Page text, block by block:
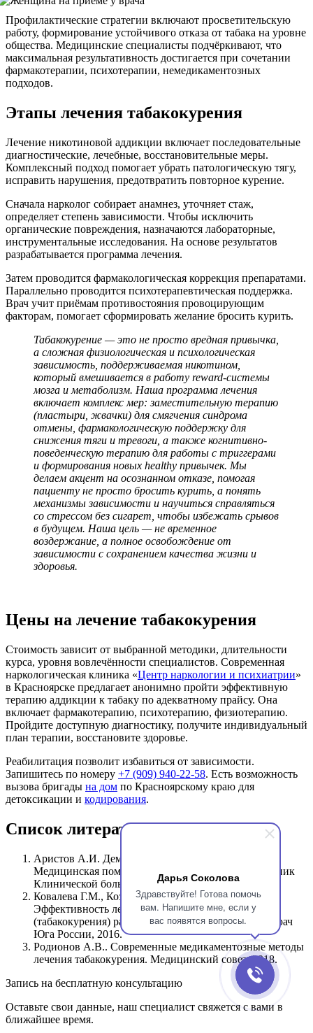
Дарья Соколова
Здравствуйте! Готова помочь
вам. Напишите мне, если у
вас появятся вопросы.
Профилактические стратегии включают просветительскую
работу, формирование устойчивого отказа от табака на уровне
общества. Медицинские специалисты подчёркивают, что
максимальная результативность достигается при сочетании
фармакотерапии, психотерапии, немедикаментозных
подходов.
Этапы лечения табакокурения
Лечение никотиновой аддикции включает последовательные
диагностические, лечебные, восстановительные меры.
Комплексный подход помогает убрать патологическую тягу,
исправить нарушения, предотвратить повторное курение.
Сначала нарколог собирает анамнез, уточняет стаж,
определяет степень зависимости. Чтобы исключить
органические повреждения, назначаются лабораторные,
инструментальные исследования. На основе результатов
разрабатывается программа лечения.
Затем проводится фармакологическая коррекция препаратами.
Параллельно проводится психотерапевтическая поддержка.
Врач учит приёмам противостояния провоцирующим
факторам, помогает сформировать желание бросить курить.
Табакокурение — это не просто вредная привычка,
а сложная физиологическая и психологическая
зависимость, поддерживаемая никотином,
который вмешивается в работу reward-системы
мозга и метаболизм. Наша программа лечения
включает комплекс мер: заместительную терапию
(пластыри, жвачки) для смягчения синдрома
отмены, фармакологическую поддержку для
снижения тяги и тревоги, а также когнитивно-
поведенческую терапию для работы с триггерами
и формирования новых healthy привычек. Мы
делаем акцент на осознанном отказе, помогая
пациенту не просто бросить курить, а понять
механизмы зависимости и научиться справляться
со стрессом без сигарет, чтобы избежать срывов
в будущем. Наша цель — не временное
воздержание, а полное освобождение от
зависимости с сохранением качества жизни и
здоровья.
Цены на лечение табакокурения
Стоимость зависит от выбранной методики, длительности
курса, уровня вовлечённости специалистов. Современная
наркологическая клиника «Центр наркологии и психиатрии»
в Красноярске предлагает анонимно пройти эффективную
терапию аддикции к табаку по адекватному прайсу. Она
включает фармакотерапию, психотерапию, физиотерапию.
Пройдите доступную диагностику, получите индивидуальный
план терапии, восстановите здоровье.
Реабилитация позволит избавиться от зависимости.
Запишитесь по номеру +7 (909) 940-22-58. Есть возможность
вызова бригады на дом по Красноярскому краю для
детоксикации и кодирования.
Список литературы
Аристов А.И. Демко И.В., Дыхно Ю.А. и др..
Медицинская помощь при отказе от курения. Вестник
Клинической больницы №51, 2012.
Ковалева Г.М., Козаченко В.Ф., Макиев А.Г..
Эффективность лечения никотиновой зависимости
(табакокурения) различными методами. Главный врач
Юга России, 2016.
Родионов А.В.. Современные медикаментозные методы
лечения табакокурения. Медицинский совет, 2018.
Запись на бесплатную консультацию
Оставьте свои данные, наш специалист свяжется с вами в
ближайшее время.